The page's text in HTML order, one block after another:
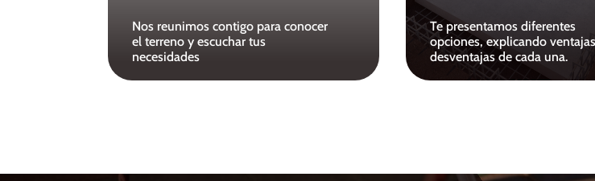
Nos reunimos contigo para conocer
el terreno y escuchar tus
necesidades
Te presentamos diferentes
opciones, explicando
desventajas de cada una.